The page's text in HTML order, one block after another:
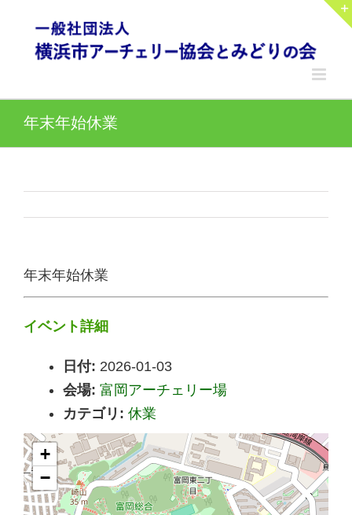
content
年末年始休業
年末年始休業
イベント詳細
日付: 2026-01-03
会場: 富岡アーチェリー場
カテゴリ: 休業
+
−